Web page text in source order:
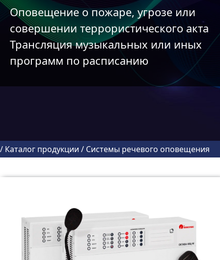
Оповещение о пожаре, угрозе или
совершении террористического акта
Трансляция музыкальных или иных
программ по расписанию
/ Каталог продукции / Системы речевого оповещения